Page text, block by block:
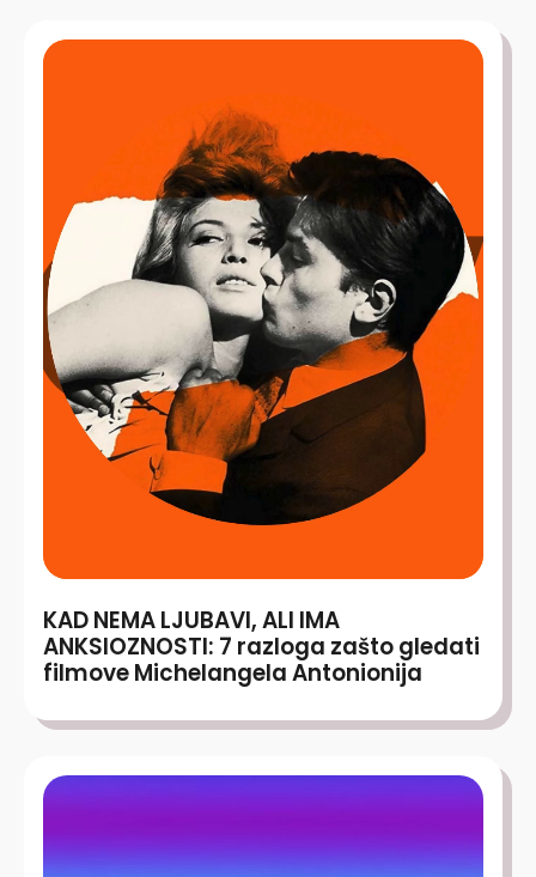
KAD NEMA LJUBAVI, ALI IMA
ANKSIOZNOSTI: 7 razloga zašto gledati
filmove Michelangela Antonionija